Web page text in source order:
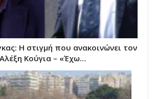
Η στιγμή που ανακοινώνει τον
Κούγια – «Έχω…